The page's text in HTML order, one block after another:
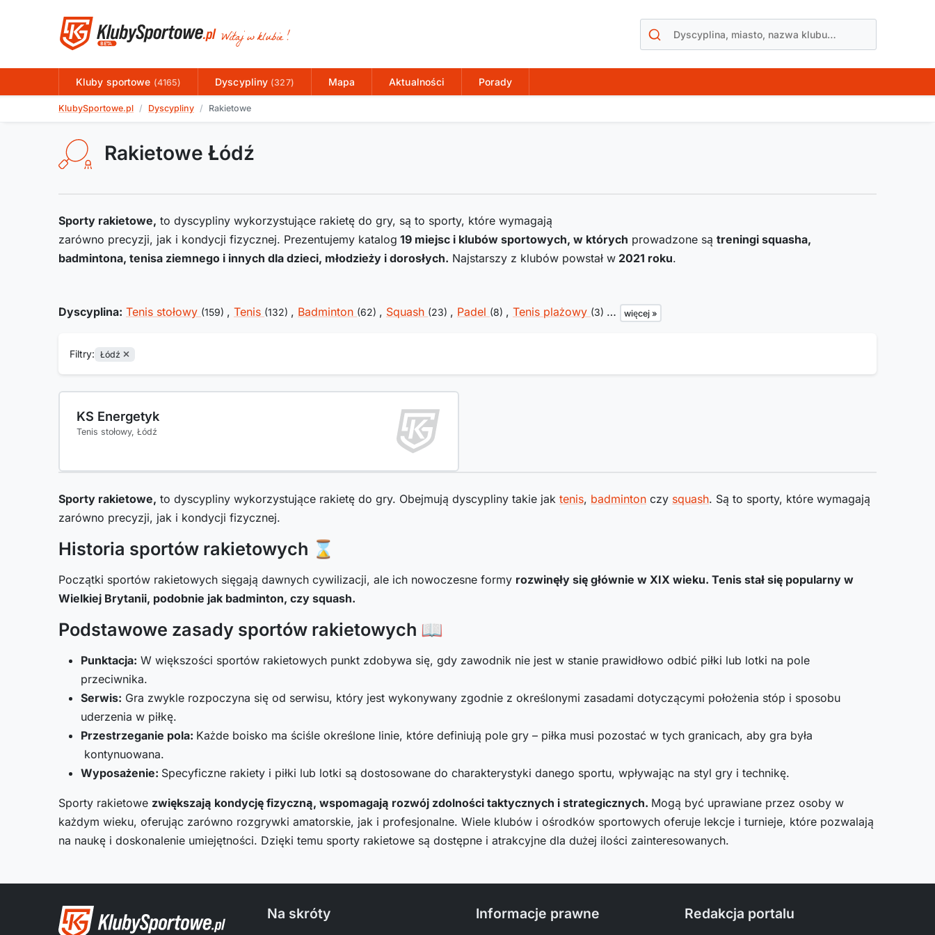
Kluby sportowe (4165) Dyscypliny (327) Mapa Aktualności Porady
KlubySportowe.pl Dyscypliny Rakietowe
Rakietowe Łódź
Sporty rakietowe, to dyscypliny wykorzystujące rakietę do gry, są to sporty, które wymagają
zarówno precyzji, jak i kondycji fizycznej. Prezentujemy katalog 19 miejsc i klubów sportowych, w których prowadzone są treningi squasha,
badmintona, tenisa ziemnego i innych dla dzieci, młodzieży i dorosłych. Najstarszy z klubów powstał w 2021 roku.
Dyscyplina: Tenis stołowy (159) , Tenis (132) , Badminton (62) , Squash (23) , Padel (8) , Tenis plażowy (3) … więcej »
Filtry: Łódź
KS Energetyk
Tenis stołowy, Łódź
Sporty rakietowe, to dyscypliny wykorzystujące rakietę do gry. Obejmują dyscypliny takie jak tenis, badminton czy squash. Są to sporty, które wymagają
zarówno precyzji, jak i kondycji fizycznej.
Historia sportów rakietowych ⌛
Początki sportów rakietowych sięgają dawnych cywilizacji, ale ich nowoczesne formy rozwinęły się głównie w XIX wieku. Tenis stał się popularny w
Wielkiej Brytanii, podobnie jak badminton, czy squash.
Podstawowe zasady sportów rakietowych 📖
Punktacja: W większości sportów rakietowych punkt zdobywa się, gdy zawodnik nie jest w stanie prawidłowo odbić piłki lub lotki na pole
przeciwnika.
Serwis: Gra zwykle rozpoczyna się od serwisu, który jest wykonywany zgodnie z określonymi zasadami dotyczącymi położenia stóp i sposobu
uderzenia w piłkę.
Przestrzeganie pola: Każde boisko ma ściśle określone linie, które definiują pole gry – piłka musi pozostać w tych granicach, aby gra była
kontynuowana.
Wyposażenie: Specyficzne rakiety i piłki lub lotki są dostosowane do charakterystyki danego sportu, wpływając na styl gry i technikę.
Sporty rakietowe zwiększają kondycję fizyczną, wspomagają rozwój zdolności taktycznych i strategicznych. Mogą być uprawiane przez osoby w
każdym wieku, oferując zarówno rozgrywki amatorskie, jak i profesjonalne. Wiele klubów i ośrodków sportowych oferuje lekcje i turnieje, które pozwalają
na naukę i doskonalenie umiejętności. Dzięki temu sporty rakietowe są dostępne i atrakcyjne dla dużej ilości zainteresowanych.
Na skróty Informacje prawne Redakcja portalu